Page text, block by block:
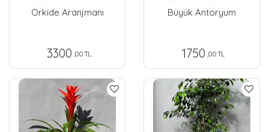
Orkide Aranjmanı
3300 ,00 TL
Büyük Antoryum
1750 ,00 TL